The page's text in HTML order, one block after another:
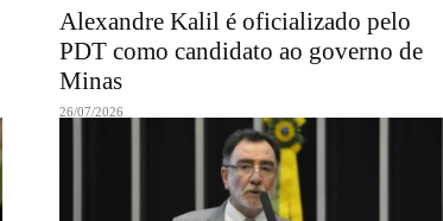
Alexandre Kalil é oficializado pelo
PDT como candidato ao governo de
Minas
26/07/2026